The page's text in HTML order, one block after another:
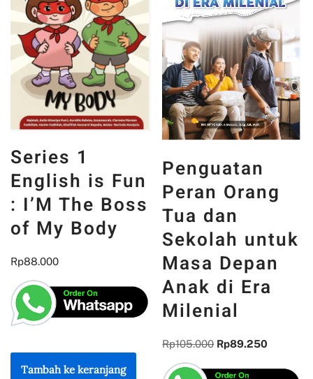
Series 1
English is Fun
: I’M The Boss
of My Body
Rp88.000
Tambah ke keranjang
Penguatan
Peran Orang
Tua dan
Sekolah untuk
Masa Depan
Anak di Era
Milenial
Rp105.000 Rp89.250